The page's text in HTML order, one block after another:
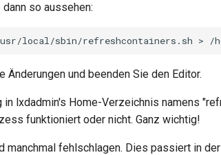
so aussehen:
local/sbin/refreshcontainers.sh > /
Änderungen und beenden Sie den Editor.
in lxdadmin's Home-Verzeichnis namens
funktioniert oder nicht. Ganz wichtig!
manchmal fehlschlagen. Dies passiert in